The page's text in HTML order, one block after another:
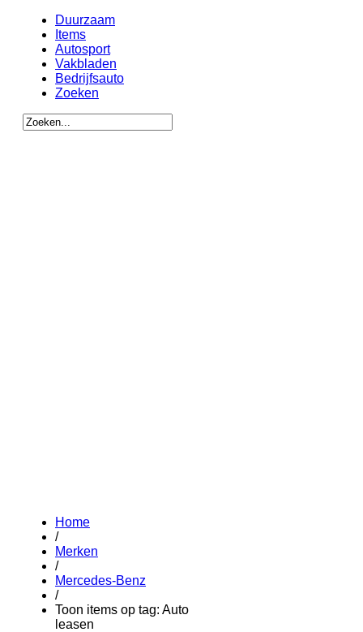
Duurzaam
Items
Autosport
Vakbladen
Bedrijfsauto
Zoeken
Home
/
Merken
/
Mercedes-Benz
/
Toon items op tag: Auto
leasen